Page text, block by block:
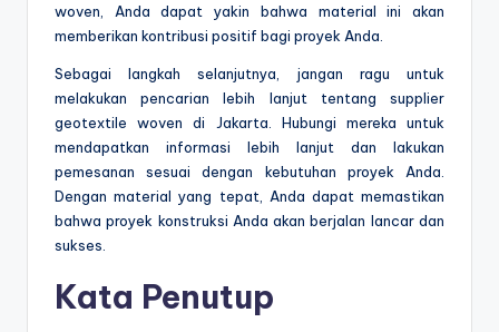
woven, Anda dapat yakin bahwa material ini akan
memberikan kontribusi positif bagi proyek Anda.
Sebagai langkah selanjutnya, jangan ragu untuk
melakukan pencarian lebih lanjut tentang supplier
geotextile woven di Jakarta. Hubungi mereka untuk
mendapatkan informasi lebih lanjut dan lakukan
pemesanan sesuai dengan kebutuhan proyek Anda.
Dengan material yang tepat, Anda dapat memastikan
bahwa proyek konstruksi Anda akan berjalan lancar dan
sukses.
Kata Penutup